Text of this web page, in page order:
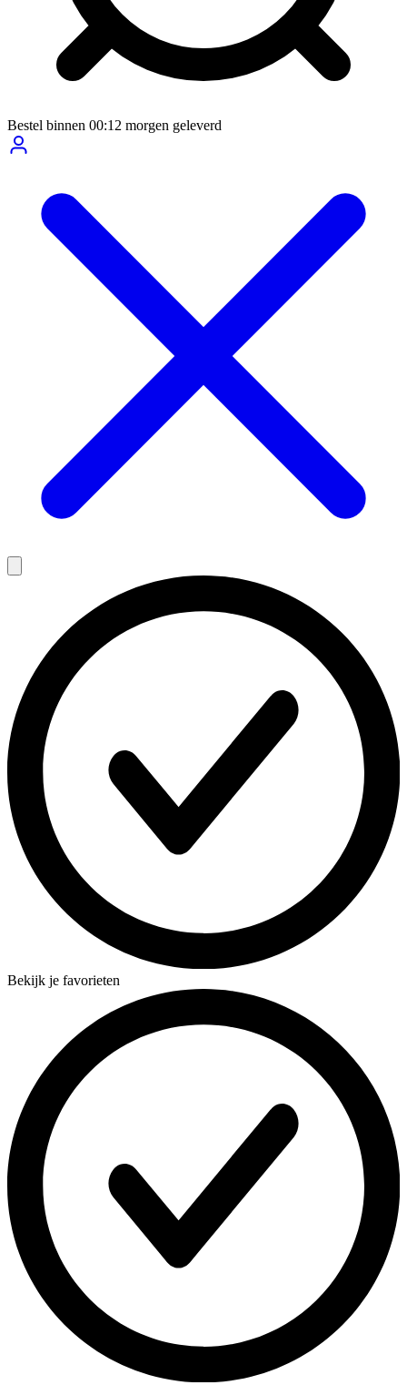
Bestel binnen 00:12 morgen geleverd
Bekijk je favorieten